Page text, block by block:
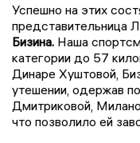
Успешно на этих
представительница
Бизина. Наша
категории до 57
Динаре Хуштовой,
утешении, одержав
Дмитриковой,
что позволило ей